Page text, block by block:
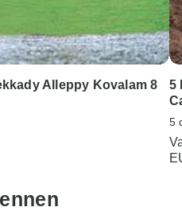
Alleppy Kovalam 8
5
5